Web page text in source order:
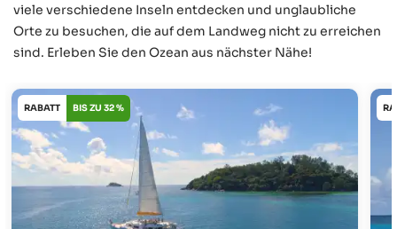
viele verschiedene Inseln entdecken und unglaubliche
Orte zu besuchen, die auf dem Landweg nicht zu erreichen
sind. Erleben Sie den Ozean aus nächster Nähe!
RABATT BIS ZU 32 %